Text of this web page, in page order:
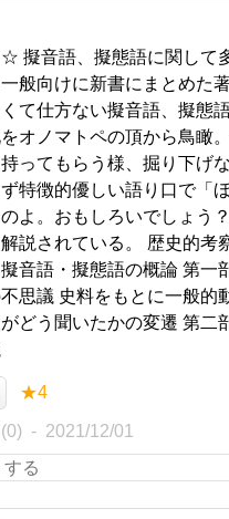
音語、擬態語に関して
般向けに新書にまとめた
て仕方ない擬音語、擬態
オノマトペの頂から鳥瞰
ってもらう様、掘り下げ
特徴的優しい語り口で「
よ。おもしろいでしょう
説されている。 歴史的考
音語・擬態語の概論 第一
思議 史料をもとに一般的
どう聞いたかの変遷 第二
★4
2021/12/01